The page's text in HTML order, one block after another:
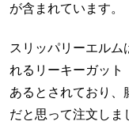
が含まれています。
スリッパリーエルム
れるリーキーガット
あるとされており、
だと思って注文しま